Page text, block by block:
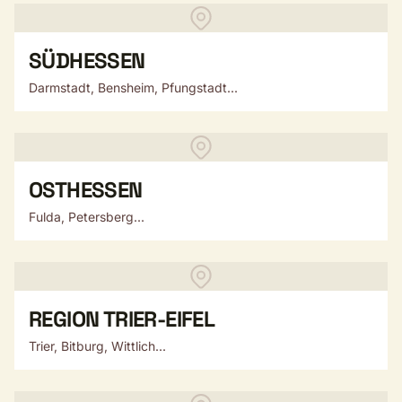
SÜDHESSEN
Darmstadt, Bensheim, Pfungstadt...
OSTHESSEN
Fulda, Petersberg...
REGION TRIER-EIFEL
Trier, Bitburg, Wittlich...